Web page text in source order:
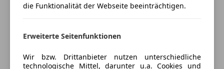
Verkäufer Händler
die Funktionalität der Webseite beeinträchtigen.
Erweiterte Seitenfunktionen
Wir bzw. Drittanbieter nutzen unterschiedliche
technologische Mittel, darunter u.a. Cookies und